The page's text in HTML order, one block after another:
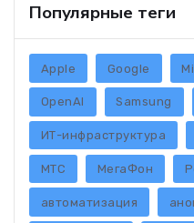
Популярные теги
Apple Google
OpenAI Samsung
ИТ-инфраструктура
МТС МегаФон
автоматизация